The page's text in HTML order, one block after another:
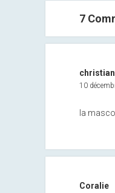
7
christian
10
la
Coralie